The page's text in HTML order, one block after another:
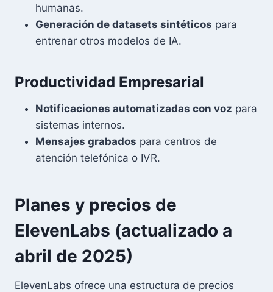
humanas.
Generación de datasets sintéticos para
entrenar otros modelos de IA.
Productividad Empresarial
Notificaciones automatizadas con voz para
sistemas internos.
Mensajes grabados para centros de
atención telefónica o IVR.
Planes y precios de
ElevenLabs (actualizado a
abril de 2025)
ElevenLabs ofrece una estructura de precios